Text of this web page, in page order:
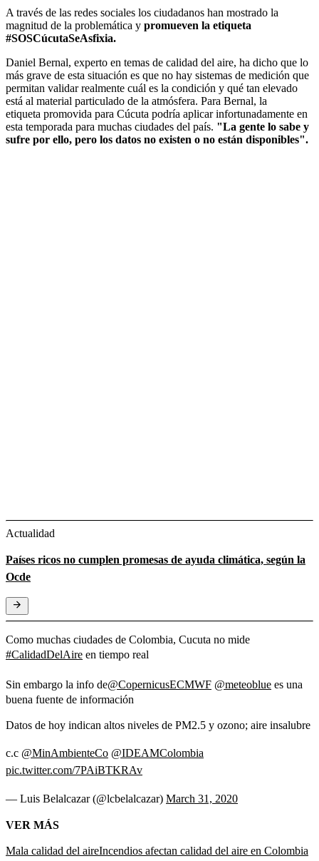
A través de las redes sociales los ciudadanos han mostrado la
magnitud de la problemática y promueven la etiqueta
#SOSCúcutaSeAsfixia.
Daniel Bernal, experto en temas de calidad del aire, ha dicho que lo
más grave de esta situación es que no hay sistemas de medición que
permitan validar realmente cuál es la condición y qué tan elevado
está al material particulado de la atmósfera. Para Bernal, la
etiqueta promovida para Cúcuta podría aplicar infortunadamente en
esta temporada para muchas ciudades del país. "La gente lo sabe y
sufre por ello, pero los datos no existen o no están disponibles".
Actualidad
Países ricos no cumplen promesas de ayuda climática, según la
Ocde
Como muchas ciudades de Colombia, Cucuta no mide
#CalidadDelAire en tiempo real
Sin embargo la info de@CopernicusECMWF @meteoblue es una
buena fuente de información
Datos de hoy indican altos niveles de PM2.5 y ozono; aire insalubre
c.c @MinAmbienteCo @IDEAMColombia
pic.twitter.com/7PAiBTKRAv
— Luis Belalcazar (@lcbelalcazar) March 31, 2020
VER MÁS
Mala calidad del aireIncendios afectan calidad del aire en Colombia